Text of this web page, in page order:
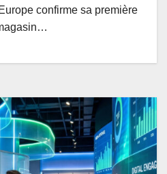
confirme sa première